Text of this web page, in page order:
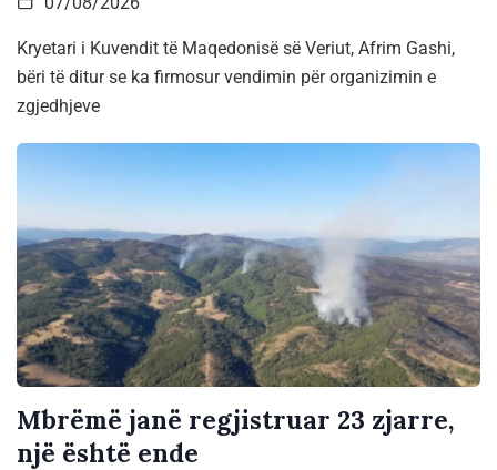
Kryetari i Kuvendit të Maqedonisë së Veriut, Afrim Gashi,
bëri të ditur se ka firmosur vendimin për organizimin e
zgjedhjeve
Mbrëmë janë regjistruar 23 zjarre,
një është ende